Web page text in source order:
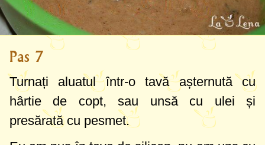
Pas 7
Turnați aluatul într-o tavă așternută cu
hârtie de copt, sau unsă cu ulei și
presărată cu pesmet.